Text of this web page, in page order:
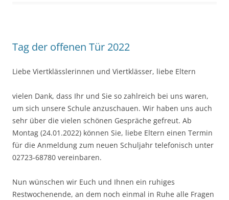
Tag der offenen Tür 2022
Liebe Viertklässlerinnen und Viertklässer, liebe Eltern
vielen Dank, dass Ihr und Sie so zahlreich bei uns waren,
um sich unsere Schule anzuschauen. Wir haben uns auch
sehr über die vielen schönen Gespräche gefreut. Ab
Montag (24.01.2022) können Sie, liebe Eltern einen Termin
für die Anmeldung zum neuen Schuljahr telefonisch unter
02723-68780 vereinbaren.
Nun wünschen wir Euch und Ihnen ein ruhiges
Restwochenende, an dem noch einmal in Ruhe alle Fragen